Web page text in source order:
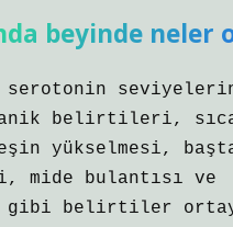
beyinde neler
serotonin
belirtileri,
yükselmesi,
mide bulantısı ve
gibi belirtiler